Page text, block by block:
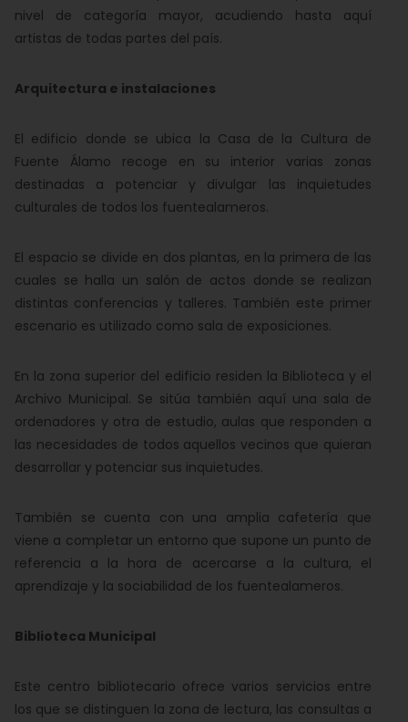
nivel de categoría mayor, acudiendo hasta aquí
artistas de todas partes del país.
Arquitectura e instalaciones
El edificio donde se ubica la Casa de la Cultura de
Fuente Álamo recoge en su interior varias zonas
destinadas a potenciar y divulgar las inquietudes
culturales de todos los fuentealameros.
El espacio se divide en dos plantas, en la primera de las
cuales se halla un salón de actos donde se realizan
distintas conferencias y talleres. También este primer
escenario es utilizado como sala de exposiciones.
En la zona superior del edificio residen la Biblioteca y el
Archivo Municipal. Se sitúa también aquí una sala de
ordenadores y otra de estudio, aulas que responden a
las necesidades de todos aquellos vecinos que quieran
desarrollar y potenciar sus inquietudes.
También se cuenta con una amplia cafetería que
viene a completar un entorno que supone un punto de
referencia a la hora de acercarse a la cultura, el
aprendizaje y la sociabilidad de los fuentealameros.
Biblioteca Municipal
Este centro bibliotecario ofrece varios servicios entre
los que se distinguen la zona de lectura, las consultas a